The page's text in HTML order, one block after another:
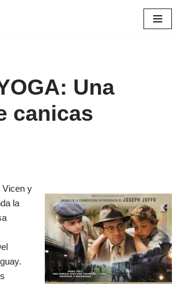
Una
canicas
Vicen y
la